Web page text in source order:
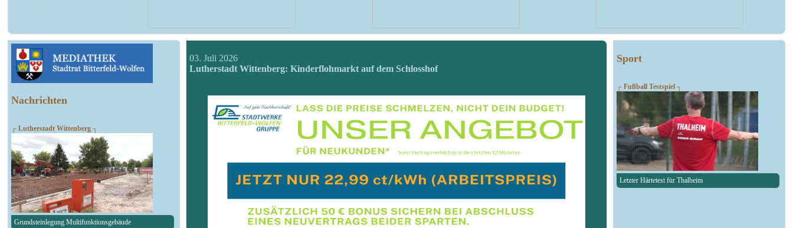
Nachrichten
┌ Lutherstadt Wittenberg ┐
Grundsteinlegung Multifunktionsgebäude
03. Juli 2026
Lutherstadt Wittenberg: Kinderflohmarkt auf dem Schlosshof
Sport
┌ Fußball Testspiel ┐
Letzter Härtetest für Thalheim